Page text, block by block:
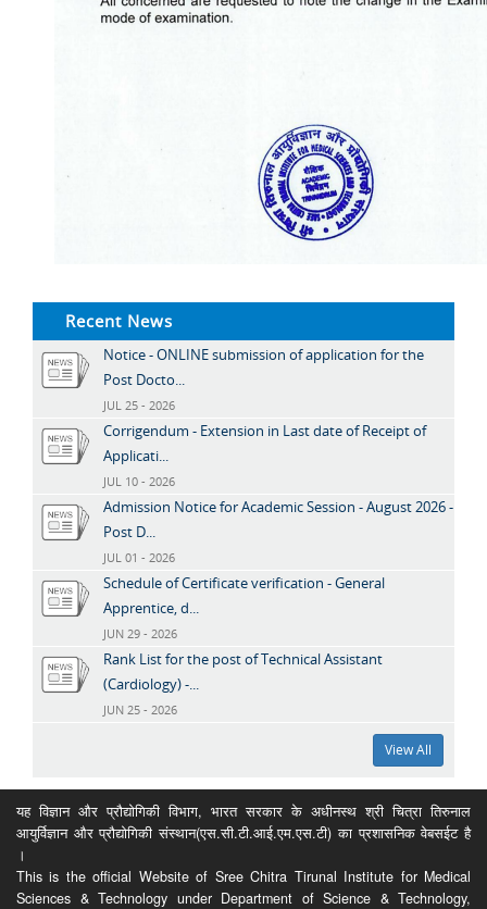
Recent News
Notice - ONLINE submission of application for the
Post Docto...
JUL 25 - 2026
Corrigendum - Extension in Last date of Receipt of
Applicati...
JUL 10 - 2026
Admission Notice for Academic Session - August 2026 -
Post D...
JUL 01 - 2026
Schedule of Certificate verification - General
Apprentice, d...
JUN 29 - 2026
Rank List for the post of Technical Assistant
(Cardiology) -...
JUN 25 - 2026
View All
यह विज्ञान और प्रौद्योगिकी विभाग, भारत सरकार के अधीनस्थ श्री चित्रा तिरुनाल
आयुर्विज्ञान और प्रौद्योगिकी संस्थान(एस.सी.टी.आई.एम.एस.टी) का प्रशासनिक वेबसईट है
।
This is the official Website of Sree Chitra Tirunal Institute for Medical
Sciences & Technology under Department of Science & Technology,